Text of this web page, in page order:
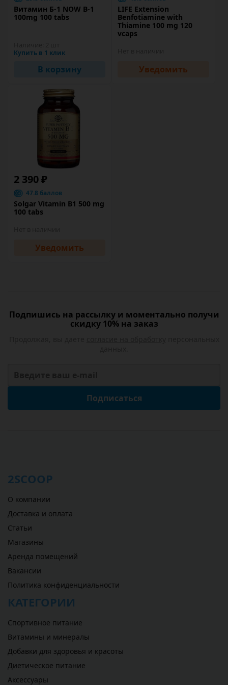
Витамин Б-1 NOW B-1
100mg 100 tabs
Купить в 1 клик
В корзину
LIFE Extension
Benfotiamine with
Thiamine 100 mg 120
vcaps
Уведомить
2 390 ₽
47.8 баллов
Solgar Vitamin B1 500 mg
100 tabs
Уведомить
Подпишись на рассылку и моментально получи
скидку 10% на заказ
Подписаться
2SCOOP
О компании
Доставка и оплата
Статьи
Магазины
Аренда помещений
Вакансии
Политика конфиденциальности
КАТЕГОРИИ
Спортивное питание
Витамины и минералы
Добавки для здоровья и красоты
Диетическое питание
Аксессуары